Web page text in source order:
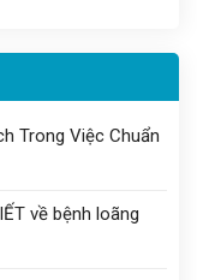
Trong Việc Chuẩn
về bệnh loãng